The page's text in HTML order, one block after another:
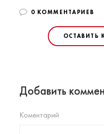
0 КОММЕНТАРИЕВ
ОСТАВИТЬ
Добавить
Коментарий